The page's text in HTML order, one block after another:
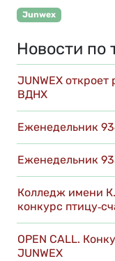
Junwex
Новости по
JUNWEX
ВДНХ
Еженедельник
Еженедельник
Колледж имени
конкурс
OPEN CALL.
JUNWEX